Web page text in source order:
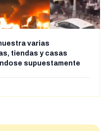
varias
tiendas y casas
supuestamente